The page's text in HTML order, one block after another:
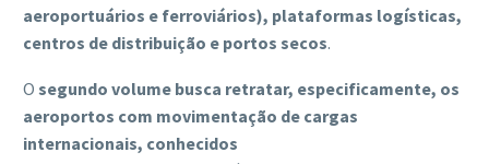
aeroportuários e ferroviários), plataformas logísticas,
centros de distribuição e portos secos.
O segundo volume busca retratar, especificamente, os
aeroportos com movimentação de cargas
internacionais, conhecidos